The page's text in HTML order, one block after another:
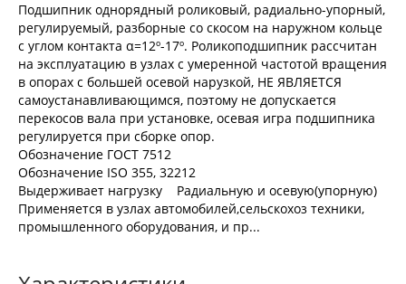
Подшипник однорядный роликовый, радиально-упорный,
регулируемый, разборные со скосом на наружном кольце
с углом контакта α=12º-17º. Роликоподшипник рассчитан
на эксплуатацию в узлах с умеренной частотой вращения
в опорах с большей осевой нарузкой, НЕ ЯВЛЯЕТСЯ
самоустанавливающимся, поэтому не допускается
перекосов вала при установке, осевая игра подшипника
регулируется при сборке опор.
Обозначение ГОСТ 7512
Обозначение ISO 355, 32212
Выдерживает нагрузку Радиальную и осевую(упорную)
Применяется в узлах автомобилей,сельскохоз техники,
промышленного оборудования, и пр...